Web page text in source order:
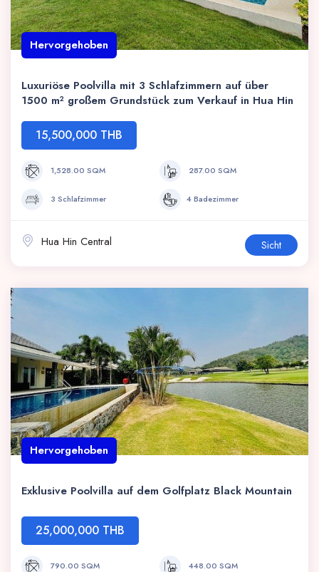
Hervorgehoben
Luxuriöse Poolvilla mit 3 Schlafzimmern auf über
1500 m² großem Grundstück zum Verkauf in Hua Hin
15,500,000 THB
1,528.00 SQM 287.00 SQM
3 Schlafzimmer 4 Badezimmer
Hua Hin Central Sicht
Hervorgehoben
Exklusive Poolvilla auf dem Golfplatz Black Mountain
25,000,000 THB
790.00 SQM 448.00 SQM